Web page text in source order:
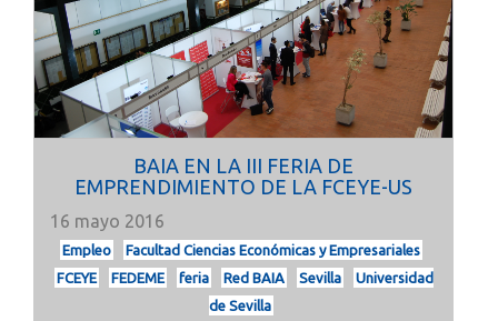
BAIA EN LA III FERIA DE
EMPRENDIMIENTO DE LA FCEYE-US
16 mayo 2016
Empleo
Facultad Ciencias Económicas y Empresariales
FCEYE
FEDEME feria Red BAIA Sevilla
Universidad
de Sevilla